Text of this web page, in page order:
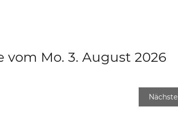
Mo. 3. August 2026
Nächste